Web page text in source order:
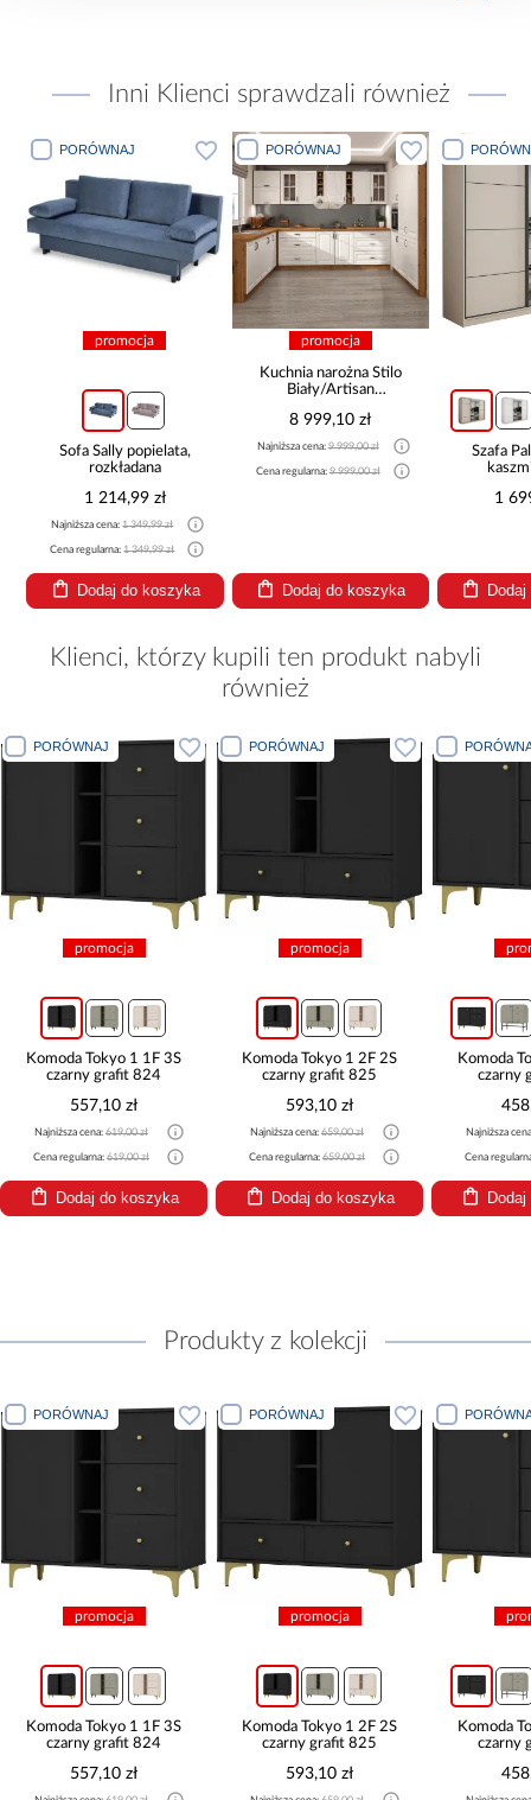
Inni Klienci sprawdzali również
PORÓWNAJ
promocja
Sofa Sally popielata,
rozkładana
1 214,99 zł
Najniższa cena:1 349,99 zł
Cena regularna:1 349,99 zł
Dodaj do koszyka
PORÓWNAJ
promocja
Kuchnia narożna Stilo
Biały/Artisan
8 999,10 zł
Najniższa cena:9 999,00 zł
Cena regularna:9 999,00 zł
Dodaj do koszyka
Szafa
1
Klienci, którzy kupili ten produkt nabyli
również
PORÓWNAJ
promocja
Komoda Tokyo 1 1F 3S
czarny grafit 824
557,10 zł
Najniższa cena: 619,00 zł
Cena regularna: 619,00 zł
Dodaj do koszyka
PORÓWNAJ
promocja
Komoda Tokyo 1 2F 2S
czarny grafit 825
593,10 zł
Najniższa cena: 659,00 zł
Cena regularna: 659,00 zł
Dodaj do koszyka
Komoda
czarny
Najniższa
Cena
Produkty z kolekcji
PORÓWNAJ
promocja
Komoda Tokyo 1 1F 3S
czarny grafit 824
557,10 zł
PORÓWNAJ
promocja
Komoda Tokyo 1 2F 2S
czarny grafit 825
593,10 zł
Komoda
czarny